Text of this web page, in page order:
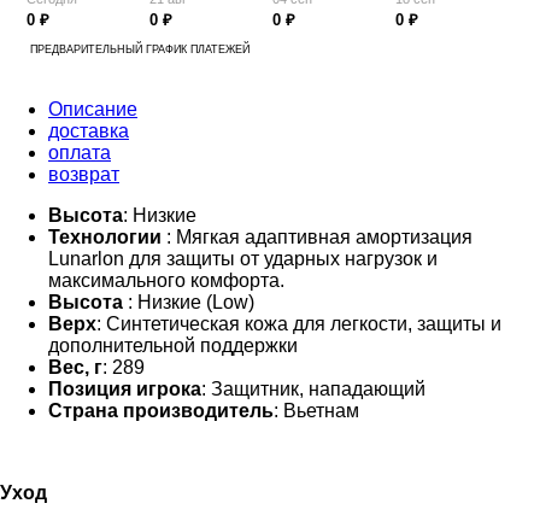
0 ₽ 0 ₽ 0 ₽ 0 ₽
ПРЕДВАРИТЕЛЬНЫЙ ГРАФИК ПЛАТЕЖЕЙ
Описание
доставка
оплата
возврат
Высота: Низкие
Технологии : Мягкая адаптивная амортизация
Lunarlon для защиты от ударных нагрузок и
максимального комфорта.
Высота : Низкие (Low)
Верх: Синтетическая кожа для легкости, защиты и
дополнительной поддержки
Вес, г: 289
Позиция игрока: Защитник, нападающий
Страна производитель: Вьетнам
Уход